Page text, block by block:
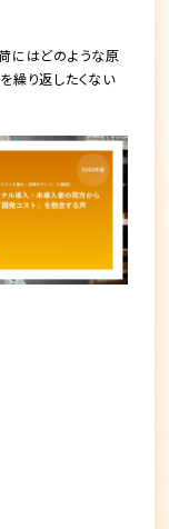
にはどのような原
繰り返したくない